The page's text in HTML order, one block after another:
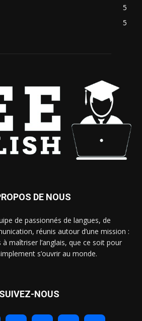
5
5
DE NOUS
de passionnés de langues, de
réunis autour d’une mission :
maîtriser l’anglais, que ce soit pour
s’ouvrir au monde.
SUIVEZ-NOUS